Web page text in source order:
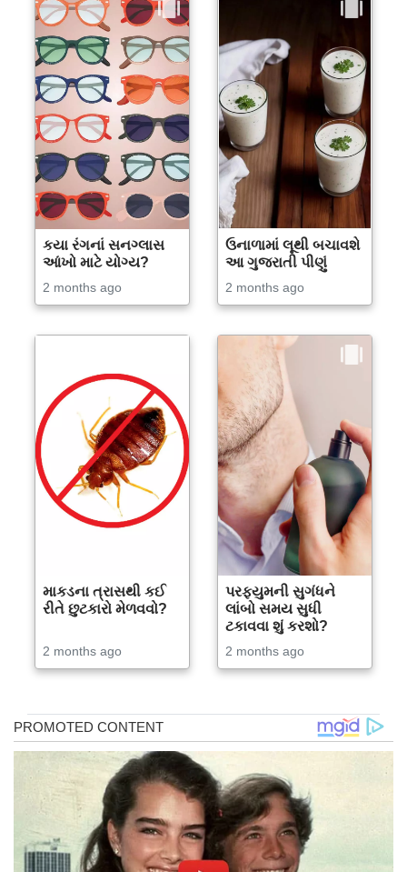
કયા રંગનાં સનગ્લાસ
આંખો માટે યોગ્ય?
2 months ago
ઉનાળામાં લૂથી બચાવશે
આ ગુજરાતી પીણું
2 months ago
માકડના ત્રાસથી કઈ
રીતે છુટકારો મેળવવો?
2 months ago
પરફ્યુમની સુગંધને
લાંબો સમય સુધી
ટકાવવા શું કરશો?
2 months ago